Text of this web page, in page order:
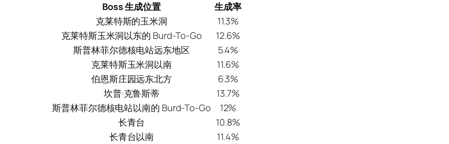
Boss 生成位置
生成率
克莱特斯的玉米洞
11.3%
克莱特斯玉米洞以东的 Burd-To-Go
12.6%
斯普林菲尔德核电站远东地区
5.4%
克莱特斯玉米洞以南
11.6%
伯恩斯庄园远东北方
6.3%
坎普·克鲁斯蒂
13.7%
斯普林菲尔德核电站以南的 Burd-To-Go
12%
长青台
10.8%
长青台以南
11.4%